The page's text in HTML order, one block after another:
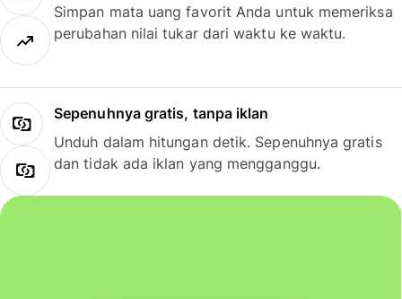
Simpan mata uang favorit Anda untuk memeriksa
perubahan nilai tukar dari waktu ke waktu.
Sepenuhnya gratis, tanpa iklan
Unduh dalam hitungan detik. Sepenuhnya gratis
dan tidak ada iklan yang mengganggu.